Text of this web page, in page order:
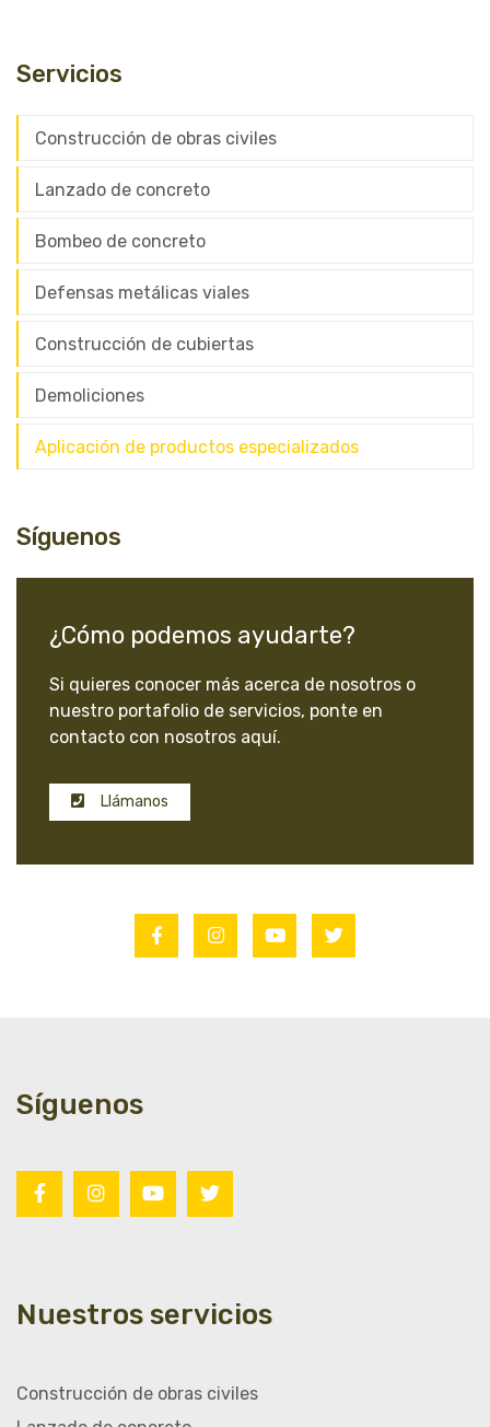
Servicios
Construcción de obras civiles
Lanzado de concreto
Bombeo de concreto
Defensas metálicas viales
Construcción de cubiertas
Demoliciones
Aplicación de productos especializados
Síguenos
¿Cómo podemos ayudarte?
Si quieres conocer más acerca de nosotros o
nuestro portafolio de servicios, ponte en
contacto con nosotros aquí.
Llámanos
Síguenos
Nuestros servicios
Construcción de obras civiles